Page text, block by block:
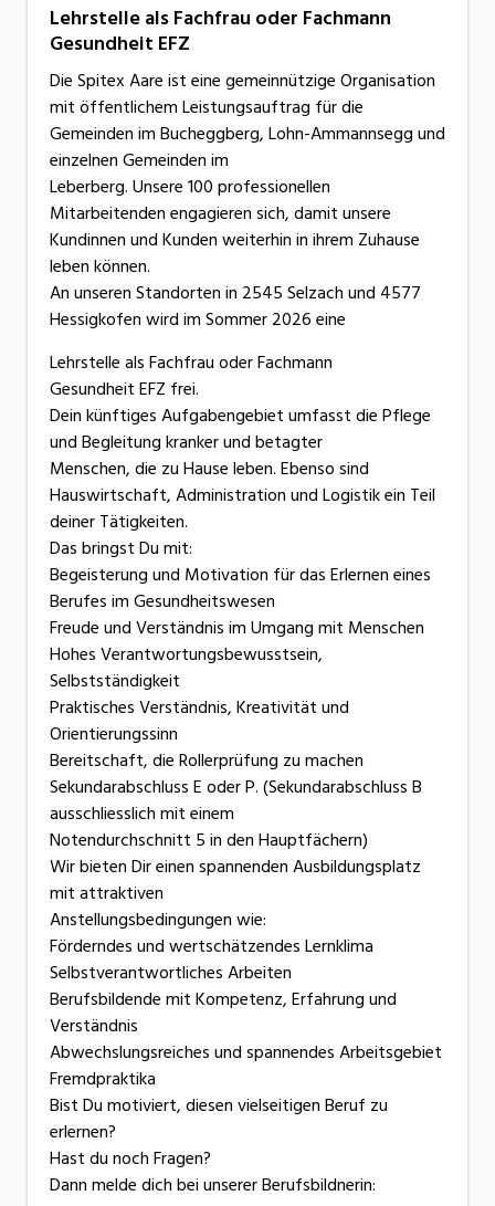
Lehrstelle als Fachfrau oder Fachmann
Gesundheit EFZ
Die Spitex Aare ist eine gemeinnützige Organisation
mit öffentlichem Leistungsauftrag für die
Gemeinden im Bucheggberg, Lohn-Ammannsegg und
einzelnen Gemeinden im
Leberberg. Unsere 100 professionellen
Mitarbeitenden engagieren sich, damit unsere
Kundinnen und Kunden weiterhin in ihrem Zuhause
leben können.
An unseren Standorten in 2545 Selzach und 4577
Hessigkofen wird im Sommer 2026 eine
Lehrstelle als Fachfrau oder Fachmann
Gesundheit EFZ frei.
Dein künftiges Aufgabengebiet umfasst die Pflege
und Begleitung kranker und betagter
Menschen, die zu Hause leben. Ebenso sind
Hauswirtschaft, Administration und Logistik ein Teil
deiner Tätigkeiten.
Das bringst Du mit:
Begeisterung und Motivation für das Erlernen eines
Berufes im Gesundheitswesen
Freude und Verständnis im Umgang mit Menschen
Hohes Verantwortungsbewusstsein,
Selbstständigkeit
Praktisches Verständnis, Kreativität und
Orientierungssinn
Bereitschaft, die Rollerprüfung zu machen
Sekundarabschluss E oder P. (Sekundarabschluss B
ausschliesslich mit einem
Notendurchschnitt 5 in den Hauptfächern)
Wir bieten Dir einen spannenden Ausbildungsplatz
mit attraktiven
Anstellungsbedingungen wie:
Förderndes und wertschätzendes Lernklima
Selbstverantwortliches Arbeiten
Berufsbildende mit Kompetenz, Erfahrung und
Verständnis
Abwechslungsreiches und spannendes Arbeitsgebiet
Fremdpraktika
Bist Du motiviert, diesen vielseitigen Beruf zu
erlernen?
Hast du noch Fragen?
Dann melde dich bei unserer Berufsbildnerin: